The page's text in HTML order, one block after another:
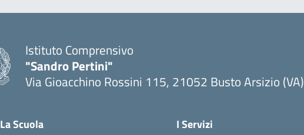
Istituto Comprensivo
"Sandro Pertini"
Via Gioacchino Rossini 115, 21052 Busto Arsizio (VA)
La Scuola I Servizi